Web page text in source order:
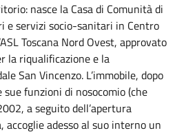
nasce la Casa di Comunità di
e servizi socio-sanitari in Centro
Toscana Nord Ovest, approvato
la riqualificazione e la
San Vincenzo. L’immobile, dopo
funzioni di nosocomio (che
a seguito dell’apertura
accoglie adesso al suo interno un